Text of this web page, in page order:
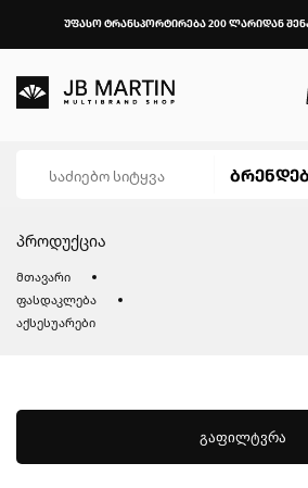
უფასო ტრანსპორტირება 200 ლარიდან
პროდუქცია
მთავარი
ფასდაკლება
აქსესუარები
გაფილტვრა